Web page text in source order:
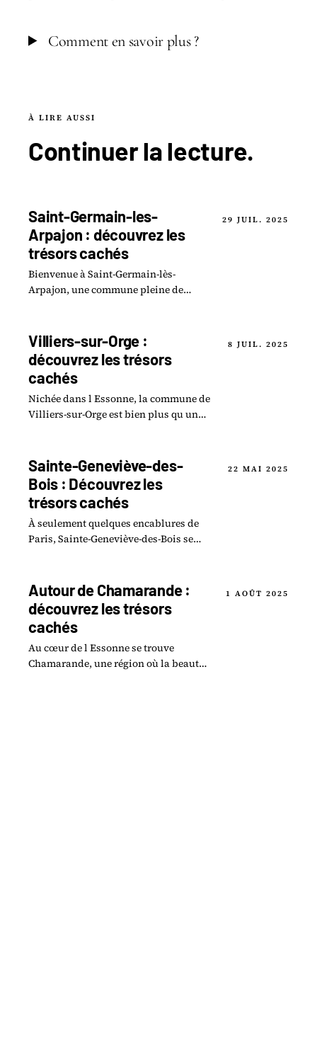
Comment en savoir plus ?
À LIRE AUSSI
Continuer lalecture.
Saint-Germain-les-
Arpajon : découvrez les
trésors cachés
Bienvenue à Saint-Germain-lès-
Arpajon, une commune pleine de
expérience unique.
29 JUIL. 2025
Villiers-sur-Orge :
découvrez les trésors
cachés
Nichée dans l Essonne, la commune de
Villiers-sur-Orge est bien plus qu un
8 JUIL. 2025
Sainte-Geneviève-des-
Bois : Découvrez les
trésors cachés
À seulement quelques encablures de
Paris, Sainte-Geneviève-des-Bois se
22 MAI 2025
Autour de Chamarande :
découvrez les trésors
cachés
Au cœur de l Essonne se trouve
Chamarande, une région où la beauté
1 AOÛT 2025